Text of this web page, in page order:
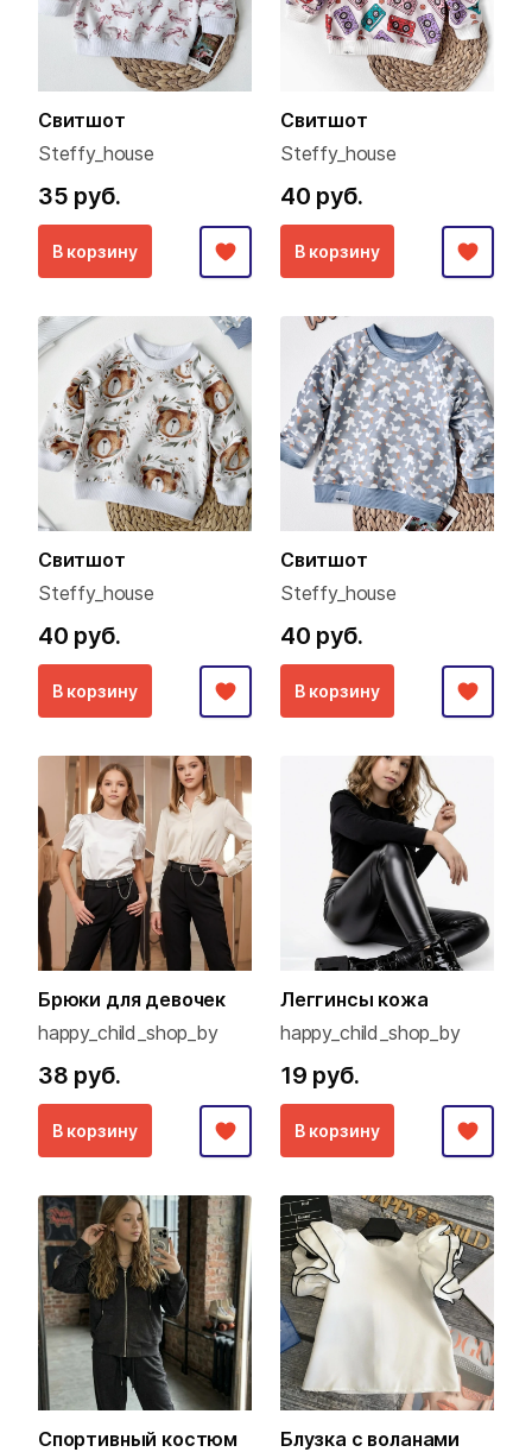
Свитшот
Steffy_house
35 руб.
В корзину
Свитшот
Steffy_house
40 руб.
В корзину
Свитшот
Steffy_house
40 руб.
В корзину
Свитшот
Steffy_house
40 руб.
В корзину
Брюки для девочек
happy_child_shop_by
38 руб.
В корзину
Леггинсы кожа
happy_child_shop_by
19 руб.
В корзину
Спортивный костюм Блузка с воланами